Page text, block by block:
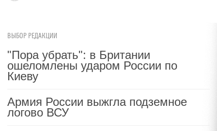
ВЫБОР РЕДАКЦИИ
"Пора убрать": в Британии
ошеломлены ударом России по
Киеву
Армия России выжгла подземное
логово ВСУ